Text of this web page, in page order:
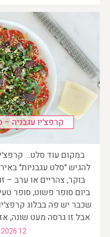
קרפצ'יו עגבניה –
במקום עוד סלט…
להגיש "סלט עגבניות"
בוקר, צהריים או ערב
ביום סופר פשוט, סופר
שכבר יש פה בבלוג
אבל זו גרסה מעט שונה,
12